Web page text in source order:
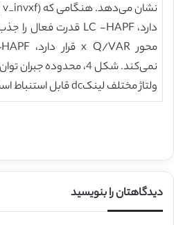
ولتاژ مختلف لینکdc قابل استنباط است.
دیدگاهتان را بنویسید